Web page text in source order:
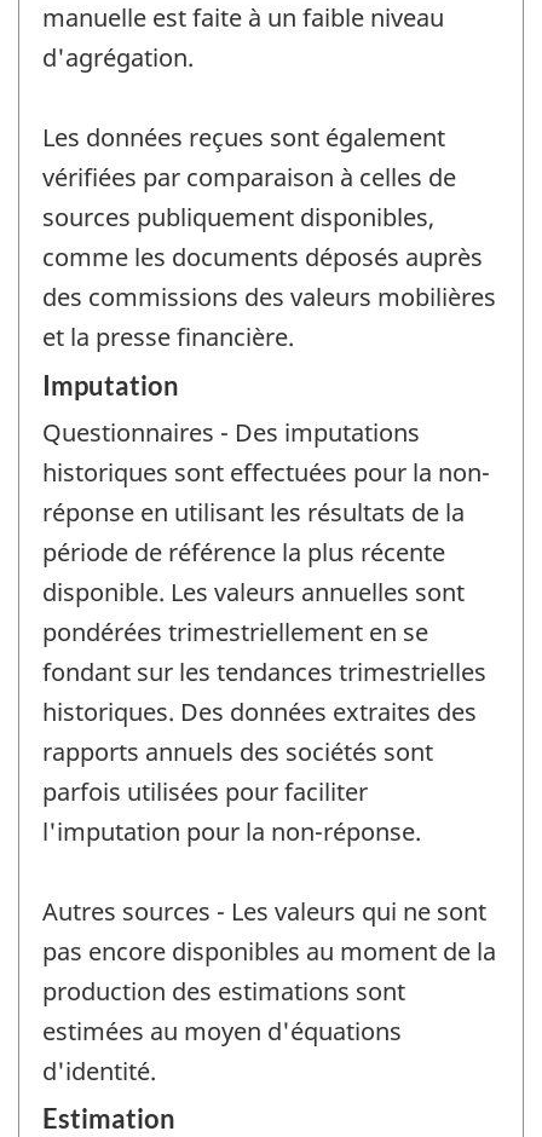
manuelle est faite à un faible niveau
d'agrégation.
Les données reçues sont également
vérifiées par comparaison à celles de
sources publiquement disponibles,
comme les documents déposés auprès
des commissions des valeurs mobilières
et la presse financière.
Imputation
Questionnaires - Des imputations
historiques sont effectuées pour la non-
réponse en utilisant les résultats de la
période de référence la plus récente
disponible. Les valeurs annuelles sont
pondérées trimestriellement en se
fondant sur les tendances trimestrielles
historiques. Des données extraites des
rapports annuels des sociétés sont
parfois utilisées pour faciliter
l'imputation pour la non-réponse.
Autres sources - Les valeurs qui ne sont
pas encore disponibles au moment de la
production des estimations sont
estimées au moyen d'équations
d'identité.
Estimation